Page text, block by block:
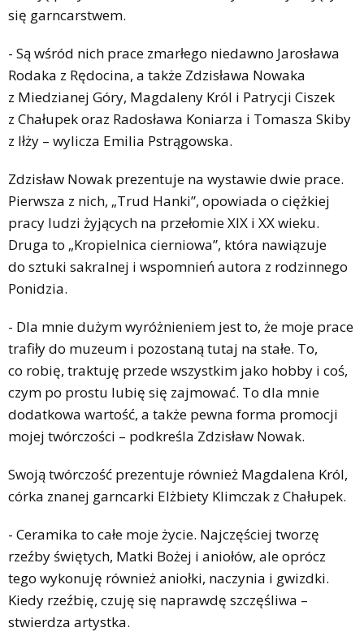
się garncarstwem.
- Są wśród nich prace zmarłego niedawno Jarosława
Rodaka z Rędocina, a także Zdzisława Nowaka
z Miedzianej Góry, Magdaleny Król i Patrycji Ciszek
z Chałupek oraz Radosława Koniarza i Tomasza Skiby
z Iłży – wylicza Emilia Pstrągowska.
Zdzisław Nowak prezentuje na wystawie dwie prace.
Pierwsza z nich, „Trud Hanki”, opowiada o ciężkiej
pracy ludzi żyjących na przełomie XIX i XX wieku.
Druga to „Kropielnica cierniowa”, która nawiązuje
do sztuki sakralnej i wspomnień autora z rodzinnego
Ponidzia.
- Dla mnie dużym wyróżnieniem jest to, że moje prace
trafiły do muzeum i pozostaną tutaj na stałe. To,
co robię, traktuję przede wszystkim jako hobby i coś,
czym po prostu lubię się zajmować. To dla mnie
dodatkowa wartość, a także pewna forma promocji
mojej twórczości – podkreśla Zdzisław Nowak.
Swoją twórczość prezentuje również Magdalena Król,
córka znanej garncarki Elżbiety Klimczak z Chałupek.
- Ceramika to całe moje życie. Najczęściej tworzę
rzeźby świętych, Matki Bożej i aniołów, ale oprócz
tego wykonuję również aniołki, naczynia i gwizdki.
Kiedy rzeźbię, czuję się naprawdę szczęśliwa –
stwierdza artystka.